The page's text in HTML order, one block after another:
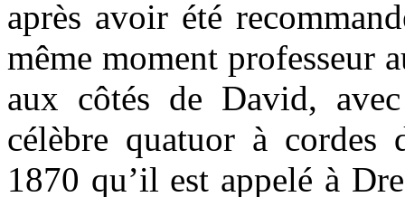
après avoir été
même moment professeur
aux côtés de David,
célèbre quatuor à cordes
1870 qu’il est appelé à